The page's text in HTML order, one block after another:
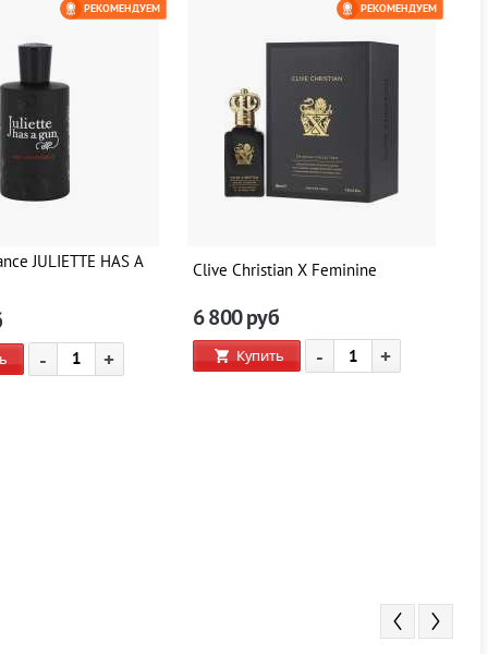
JULIETTE HAS A
- +
РЕКОМЕНДУЕМ
Clive Christian X Feminine
6 800руб
Купить - +
РЕКОМЕНДУЕМ